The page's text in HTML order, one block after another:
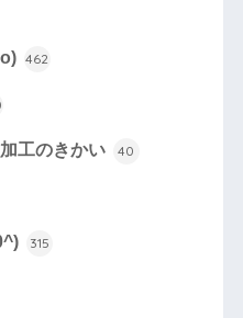
462
工のきかい 40
315